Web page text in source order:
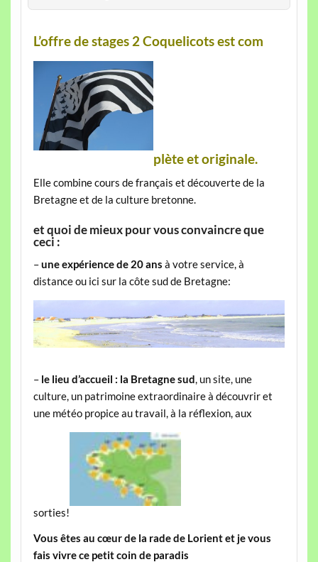
L’offre de stages 2 Coquelicots est com
plète et originale.
Elle combine cours de français et découverte de la
Bretagne et de la culture bretonne.
et quoi de mieux pour vous convaincre que
ceci :
–une expérience de 20 ans à votre service, à
distance ou ici sur la côte sud de Bretagne:
–le lieu d’accueil : la Bretagne sud, un site, une
culture, un patrimoine extraordinaire à découvrir et
une météo propice au travail, à la réflexion, aux
sorties!
Vous êtes au cœur de la rade de Lorient et je vous
fais vivre ce petit coin de paradis